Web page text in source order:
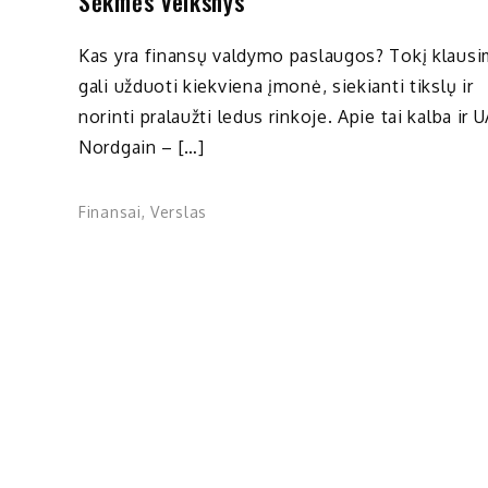
Kas yra finansų valdymo paslaugos? Tokį
gali užduoti kiekviena įmonė, siekianti tikslų ir
norinti pralaužti ledus rinkoje. Apie tai kalba ir
Nordgain – […]
Finansai,Verslas